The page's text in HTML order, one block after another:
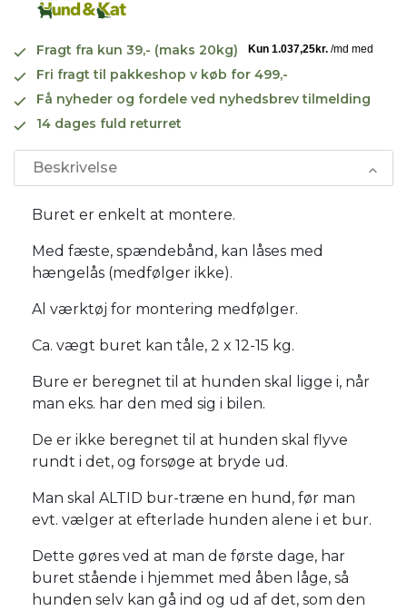
Fragt fra kun 39,- (maks 20kg)
Fri fragt til pakkeshop v køb for 499,-
Få nyheder og fordele ved nyhedsbrev tilmelding
14 dages fuld returret
Beskrivelse
Buret er enkelt at montere.
Med fæste, spændebånd, kan låses med
hængelås (medfølger ikke).
Al værktøj for montering medfølger.
Ca. vægt buret kan tåle, 2 x 12-15 kg.
Bure er beregnet til at hunden skal ligge i, når
man eks. har den med sig i bilen.
De er ikke beregnet til at hunden skal flyve
rundt i det, og forsøge at bryde ud.
Man skal ALTID bur-træne en hund, før man
evt. vælger at efterlade hunden alene i et bur.
Dette gøres ved at man de første dage, har
buret stående i hjemmet med åben låge, så
hunden selv kan gå ind og ud af det, som den